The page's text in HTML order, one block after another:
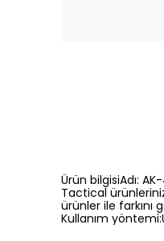
Ürün bilgisiAdı:
Tactical
ürünler ile farkını
Kullanım